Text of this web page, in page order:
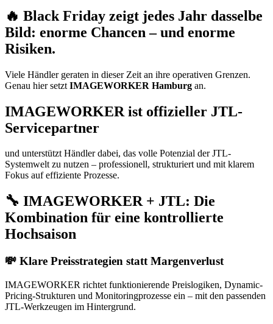
🔥 Black Friday zeigt jedes Jahr dasselbe
Bild: enorme Chancen – und enorme
Risiken.
Viele Händler geraten in dieser Zeit an ihre operativen Grenzen.
Genau hier setzt IMAGEWORKER Hamburg an.
IMAGEWORKER ist offizieller JTL-
Servicepartner
und unterstützt Händler dabei, das volle Potenzial der JTL-
Systemwelt zu nutzen – professionell, strukturiert und mit klarem
Fokus auf effiziente Prozesse.
🔧 IMAGEWORKER + JTL: Die
Kombination für eine kontrollierte
Hochsaison
💸 Klare Preisstrategien statt Margenverlust
IMAGEWORKER richtet funktionierende Preislogiken, Dynamic-
Pricing-Strukturen und Monitoringprozesse ein – mit den passenden
JTL-Werkzeugen im Hintergrund.